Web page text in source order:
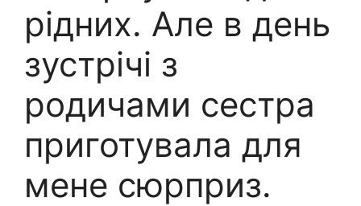
рідних. Але в день
зустрічі з
родичами сестра
приготувала для
мене сюрприз.